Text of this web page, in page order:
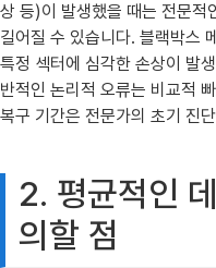
상 등)이 발생했을 때는 전문적
길어질 수 있습니다. 블랙박스
특정 섹터에 심각한 손상이 발
반적인 논리적 오류는 비교적
복구 기간은 전문가의 초기 진
2. 평균적인
의할 점